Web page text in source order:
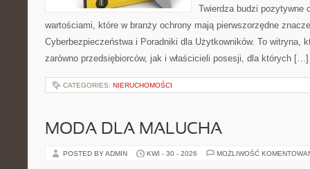
Twierdza budzi pozytywne
wartościami, które w branży ochrony mają pierwszorzędne
Cyberbezpieczeństwa i Poradniki dla Użytkowników. To witryna,
zarówno przedsiębiorców, jak i właścicieli posesji, dla których […]
CATEGORIES: NIERUCHOMOŚCI
MODA DLA MALUCHA
POSTED BY ADMIN KWI - 30 - 2026 MOŻLIWOŚĆ